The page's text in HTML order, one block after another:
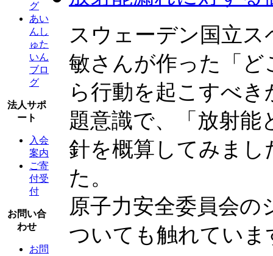
グ
あい
んし
ゅた
いん
ブロ
グ
法人サポ
ート
入会
案内
ご寄
付受
付
お問い合
わせ
お問
スウェーデン国立ス
敏さんが作った「
ら行動を起こすべ
題意識で、「放射能
針を概算してみま
た。
原子力安全委員会
ついても触れていま